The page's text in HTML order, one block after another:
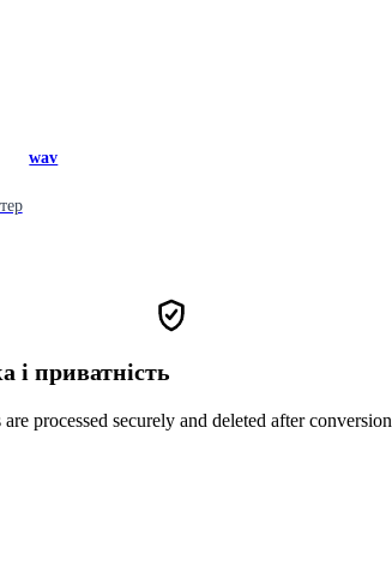
wav
і приватність
processed securely and deleted after conversion